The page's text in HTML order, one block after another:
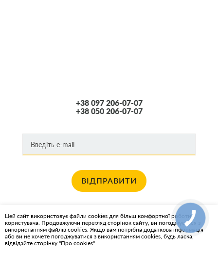
+38 097 206-07-07
+38 050 206-07-07
ВІДПРАВИТИ
Хочете отримувати новини про останні спец пропозиції та акції?
КАРТА САЙТА
Цей сайт використовує файли cookies для більш комфортної роботи
користувача. Продовжуючи перегляд сторінок сайту, ви погоджуєтеся з
використанням файлів cookies. Якщо вам потрібна додаткова інформація
або ви не хочете погоджуватися з використанням cookies, будь ласка,
відвідайте сторінку "Про cookies"